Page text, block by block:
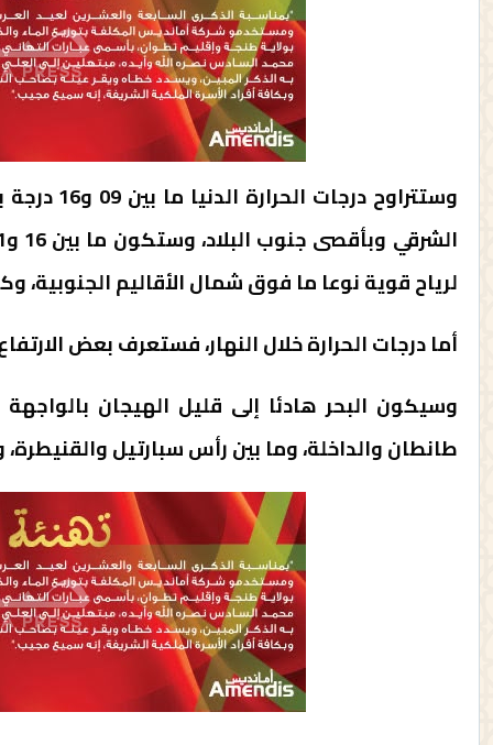
لرياح قوية نوعا ما فوق شمال الأقاليم الجنوبية،
أما درجات الحرارة خلال النهار، فستعرف بعض
وسيكون البحر هادئا إلى قليل الهيجان
طانطان والداخلة، وما بين رأس سبارتيل